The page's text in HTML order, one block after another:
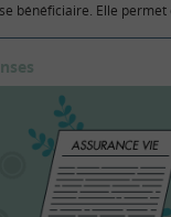
bénéficiaire. Elle